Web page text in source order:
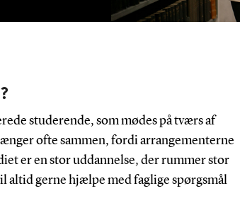
studerende, som mødes på tværs af
ofte sammen, fordi arrangementerne
er en stor uddannelse, der rummer stor
gerne hjælpe med faglige spørgsmål